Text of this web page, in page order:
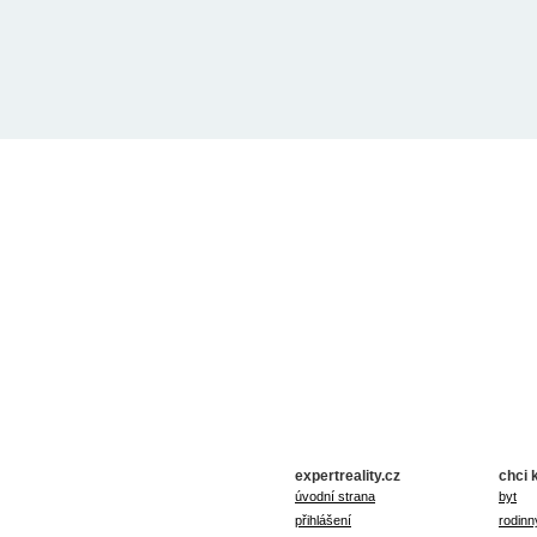
expertreality.cz
úvodní strana
přihlášení
chci
byt